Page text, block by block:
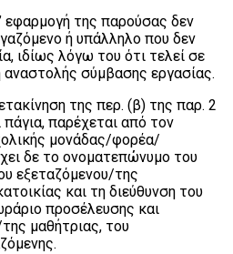
εφαρμογή της παρούσας δεν
ή υπάλληλο που δεν
ιδίως λόγω του ότι τελεί σε
σύμβασης εργασίας.
της περ. (β) της παρ. 2
πάγια, παρέχεται από τον
μονάδας/φορέα/
δε το ονοματεπώνυμο του
εξεταζόμενου/της
και τη διεύθυνση του
προσέλευσης και
μαθήτριας, του